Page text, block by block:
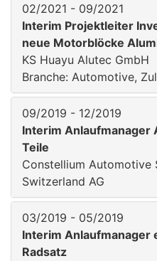
02/2021 - 09/2021
Interim Projektleiter
neue Motorblöcke
KS Huayu Alutec GmbH
Branche: Automotive,
09/2019 - 12/2019
Interim Anlaufmanager
Teile
Constellium Automotive
Switzerland AG
03/2019 - 05/2019
Interim Anlaufmanager
Radsatz